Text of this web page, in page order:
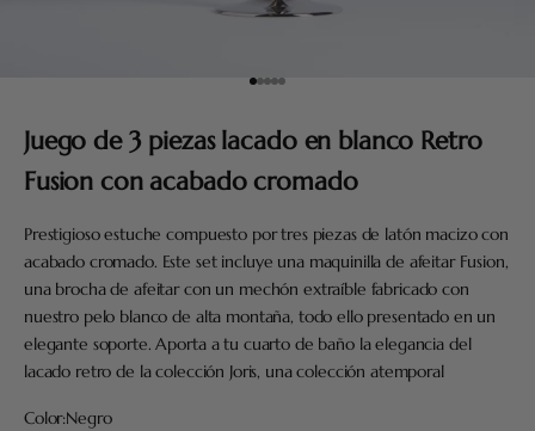
Ir al artículo 1
Ir al artículo 2
Ir al artículo 3
Ir al artículo 4
Ir al artículo 5
Juego de 3 piezas lacado en blanco Retro
Fusion con acabado cromado
Prestigioso estuche compuesto por tres piezas de latón macizo con
acabado cromado. Este set incluye una maquinilla de afeitar Fusion,
una brocha de afeitar con un mechón extraíble fabricado con
nuestro pelo blanco de alta montaña, todo ello presentado en un
elegante soporte. Aporta a tu cuarto de baño la elegancia del
lacado retro de la colección Joris, una colección atemporal
Color:Negro